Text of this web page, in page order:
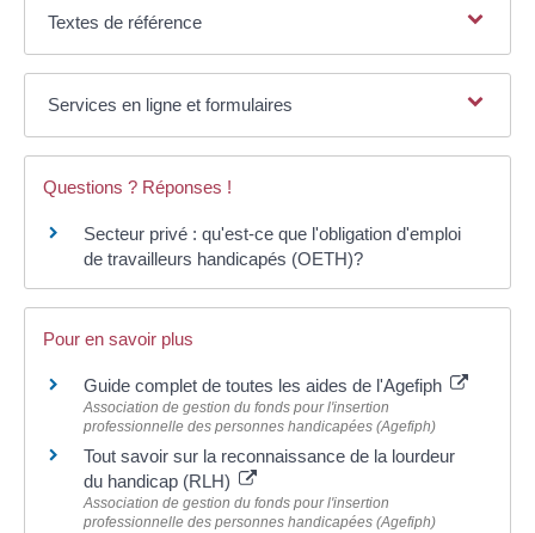
Textes de référence
Services en ligne et formulaires
Questions ? Réponses !
Secteur privé : qu'est-ce que l'obligation d'emploi
de travailleurs handicapés (OETH)?
Pour en savoir plus
Guide complet de toutes les aides de l'Agefiph
Association de gestion du fonds pour l'insertion
professionnelle des personnes handicapées (Agefiph)
Tout savoir sur la reconnaissance de la lourdeur
du handicap (RLH)
Association de gestion du fonds pour l'insertion
professionnelle des personnes handicapées (Agefiph)